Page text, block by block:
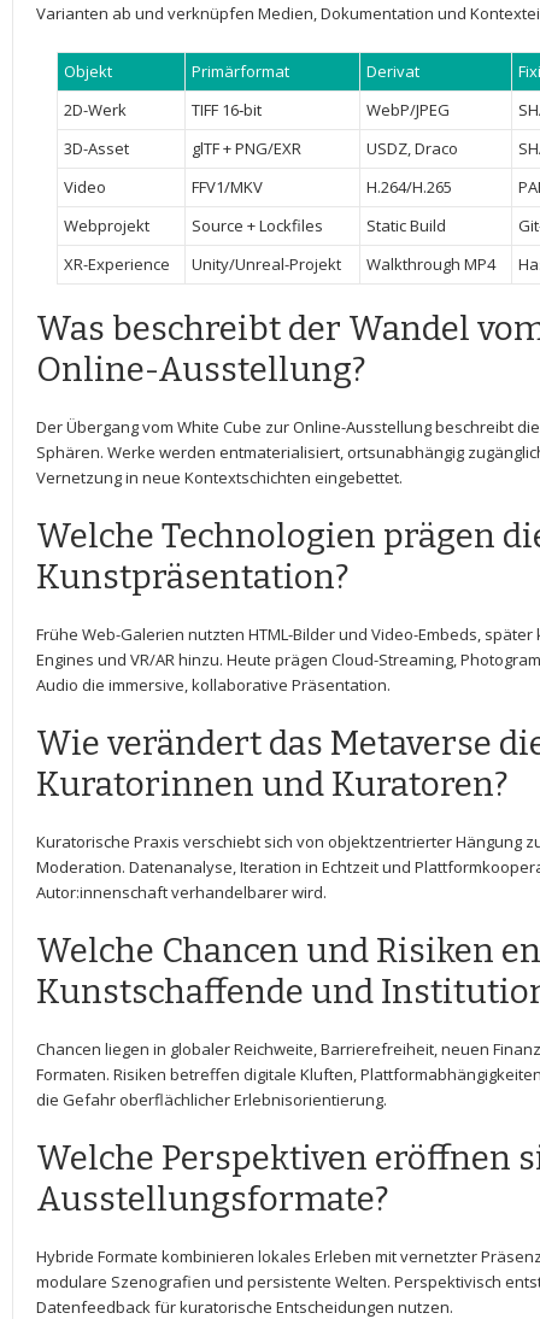
Varianten ​ab und verknüpfen Medien, Dokumentation und
Objekt Primärformat Derivat
2D-Werk
TIFF 16‑bit WebP/JPEG
3D-Asset
glTF + PNG/EXR USDZ, Draco
Video
FFV1/MKV H.264/H.265
Webprojekt
Source + Lockfiles Static Build
XR-Experience
Unity/Unreal-Projekt Walkthrough⁣ MP4
Was beschreibt‍ der⁢ Wandel
Online-Ausstellung?
Der Übergang vom ‌White Cube zur ‌Online-Ausstellung beschreibt​
Sphären. ​Werke werden entmaterialisiert, ​ortsunabhängig‌
‍Vernetzung in neue‌ Kontextschichten ‍eingebettet.
Welche Technologien prägen
⁤Kunstpräsentation?
Frühe Web-Galerien nutzten HTML-Bilder‍ und Video-Embeds, später
Engines und ​VR/AR hinzu.⁤ Heute prägen ⁢Cloud-Streaming,
Audio ​die ⁢immersive, kollaborative Präsentation.
Wie verändert das Metaverse
Kuratorinnen und Kuratoren?
Kuratorische Praxis verschiebt‍ sich von objektzentrierter Hängung‌
Moderation. Datenanalyse, Iteration in Echtzeit und
Autor:innenschaft verhandelbarer​ wird.
Welche‍ Chancen und Risiken
Kunstschaffende⁣ und
Chancen liegen in globaler ⁢Reichweite,⁣ Barrierefreiheit, ‌neuen
⁣Formaten. Risiken betreffen digitale Kluften,
die Gefahr ⁤oberflächlicher Erlebnisorientierung.
Welche Perspektiven eröffnen​
Ausstellungsformate?
Hybride Formate​ kombinieren‌ lokales ⁣Erleben mit vernetzter
modulare Szenografien und⁣ persistente Welten. ⁤Perspektivisch
Datenfeedback für kuratorische Entscheidungen nutzen.